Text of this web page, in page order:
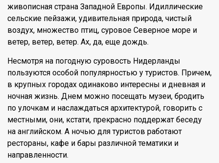
живописная страна Западной Европы. Идиллические
сельские пейзажи, удивительная природа, чистый
воздух, множество птиц, суровое Северное море и
ветер, ветер, ветер. Ах, да, еще дождь.
Несмотря на погодную суровость Нидерланды
пользуются особой популярностью у туристов. Причем,
в крупных городах одинаково интересны и дневная и
ночная жизнь. Днем можно посещать музеи, бродить
по улочкам и наслаждаться архитектурой, говорить с
местными, они, кстати, прекрасно поддержат беседу
на английском. А ночью для туристов работают
рестораны, кафе и бары различной тематики и
направленности.